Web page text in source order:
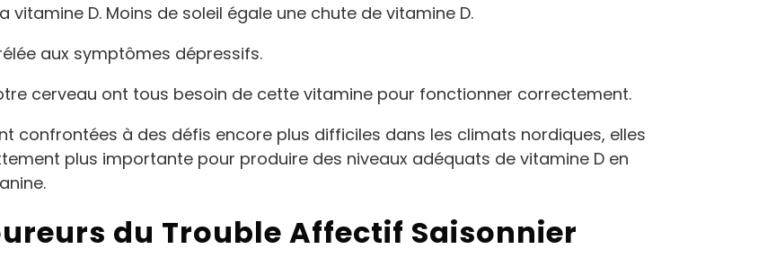
vitamine D. Moins de soleil égale une chute de vitamine D.
aux symptômes dépressifs.
cerveau ont tous besoin de cette vitamine pour fonctionner correctement.
confrontées à des défis encore plus difficiles dans les climats nordiques, elles
plus importante pour produire des niveaux adéquats de vitamine D en
du Trouble Affectif Saisonnier